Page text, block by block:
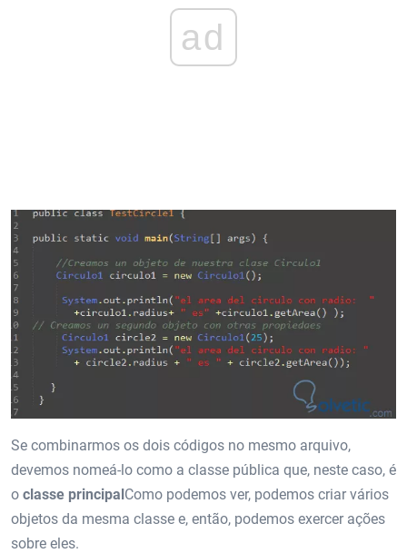
ad
Se combinarmos os dois códigos no mesmo arquivo,
devemos nomeá-lo como a classe pública que, neste caso, é
o classe principalComo podemos ver, podemos criar vários
objetos da mesma classe e, então, podemos exercer ações
sobre eles.